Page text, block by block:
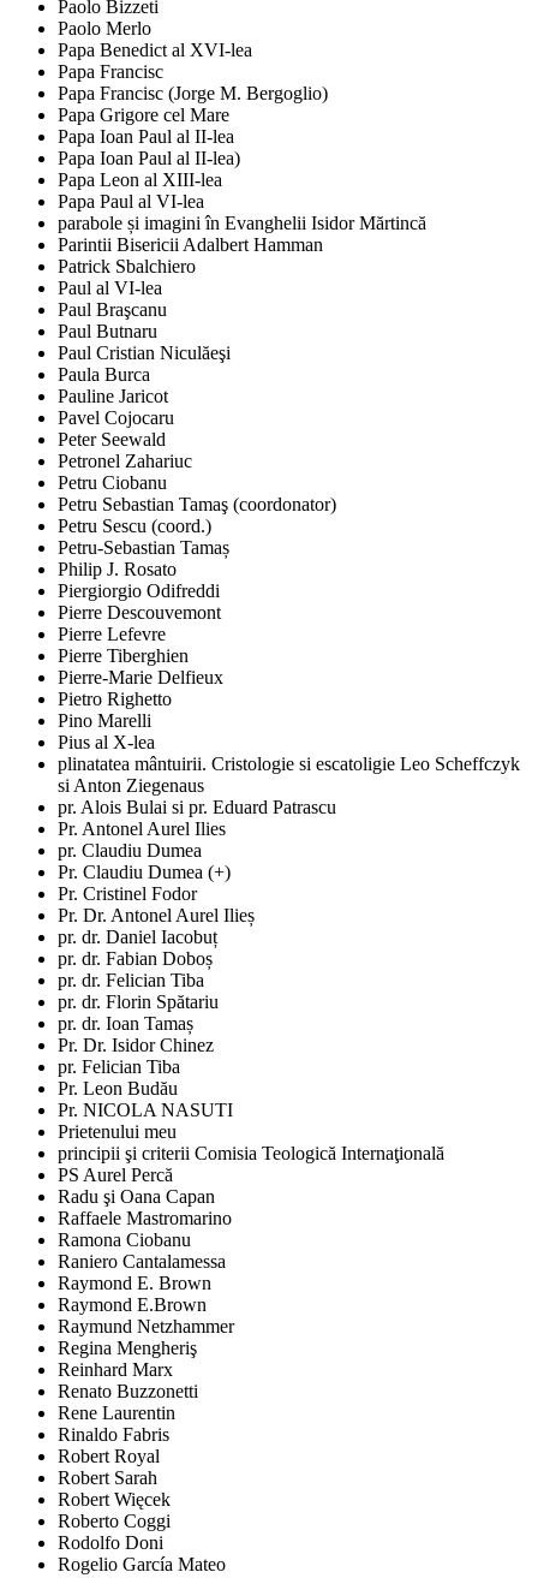
Paolo Bizzeti
Paolo Merlo
Papa Benedict al XVI-lea
Papa Francisc
Papa Francisc (Jorge M. Bergoglio)
Papa Grigore cel Mare
Papa Ioan Paul al II-lea
Papa Ioan Paul al II-lea)
Papa Leon al XIII-lea
Papa Paul al VI-lea
parabole și imagini în Evanghelii Isidor Mărtincă
Parintii Bisericii Adalbert Hamman
Patrick Sbalchiero
Paul al VI-lea
Paul Braşcanu
Paul Butnaru
Paul Cristian Niculăeşi
Paula Burca
Pauline Jaricot
Pavel Cojocaru
Peter Seewald
Petronel Zahariuc
Petru Ciobanu
Petru Sebastian Tamaş (coordonator)
Petru Sescu (coord.)
Petru-Sebastian Tamaș
Philip J. Rosato
Piergiorgio Odifreddi
Pierre Descouvemont
Pierre Lefevre
Pierre Tiberghien
Pierre-Marie Delfieux
Pietro Righetto
Pino Marelli
Pius al X-lea
plinatatea mântuirii. Cristologie si escatoligie Leo Scheffczyk
si Anton Ziegenaus
pr. Alois Bulai si pr. Eduard Patrascu
Pr. Antonel Aurel Ilies
pr. Claudiu Dumea
Pr. Claudiu Dumea (+)
Pr. Cristinel Fodor
Pr. Dr. Antonel Aurel Ilieș
pr. dr. Daniel Iacobuț
pr. dr. Fabian Doboș
pr. dr. Felician Tiba
pr. dr. Florin Spătariu
pr. dr. Ioan Tamaș
Pr. Dr. Isidor Chinez
pr. Felician Tiba
Pr. Leon Budău
Pr. NICOLA NASUTI
Prietenului meu
principii şi criterii Comisia Teologică Internaţională
PS Aurel Percă
Radu şi Oana Capan
Raffaele Mastromarino
Ramona Ciobanu
Raniero Cantalamessa
Raymond E. Brown
Raymond E.Brown
Raymund Netzhammer
Regina Mengheriş
Reinhard Marx
Renato Buzzonetti
Rene Laurentin
Rinaldo Fabris
Robert Royal
Robert Sarah
Robert Więcek
Roberto Coggi
Rodolfo Doni
Rogelio García Mateo